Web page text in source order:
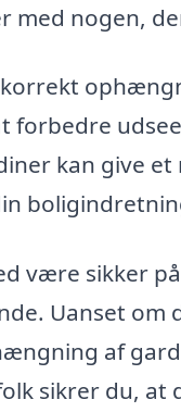
med nogen,
forbedre
kan give
være sikker
Uanset om
af
sikrer du, at